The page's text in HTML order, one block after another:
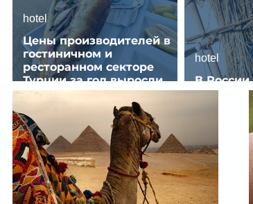
Цены производителей в
гостиничном и
ресторанном секторе
Турции за год выросли
почти на 32%
hotel
В России
спрос на
hotel